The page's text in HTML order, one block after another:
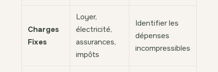
Charges
Fixes
Loyer,
électricité,
assurances,
impôts
Identifier les
dépenses
incompressibles